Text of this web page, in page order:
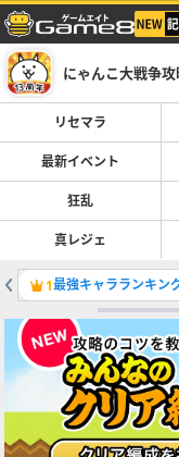
にゃんこ大戦争
リセマラ
最新イベント
狂乱
真レジェ
1最強キャラランキン